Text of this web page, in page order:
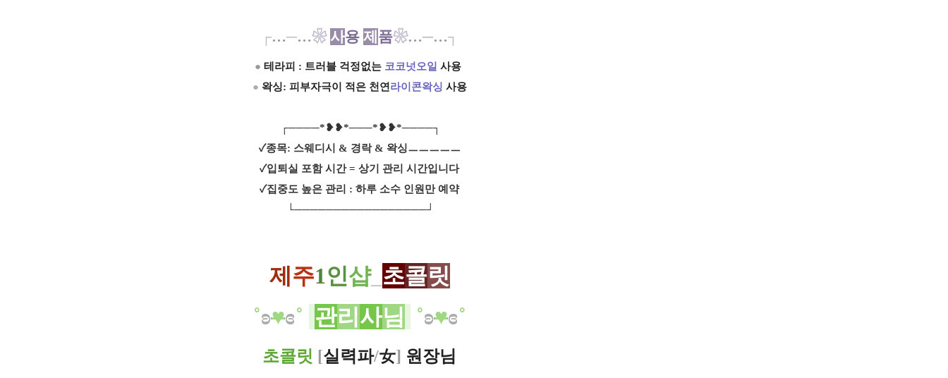
┌…─…❀ 사용 제 품❀…─…┐
● 테라피 : 트러블 걱정없는 코코넛오일 사용-
● 왁싱: 피부자극이 적은 천연라이콘왁싱 사용
┌────*❥❥*───*❥❥*────┐​
✓종목: 스웨디시 & 경락 & 왁싱ㅡㅡㅡㅡㅡ
✓입퇴실 포함 시간 = 상기 관리 시간입니다
✓집중도 높은 관리 : 하루 소수 인원만 예약
└─────────────────┘
제주1인샵_ 초콜릿
​˚ʚ♥ɞ˚ 관리 사님 ˚ʚ♥ɞ˚
초콜릿 [실력파/女] 원장님